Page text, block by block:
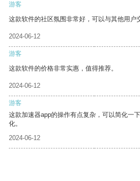
游客
这款软件的社区氛围非常好，可以与其他用户
2024-06-12
游客
这款软件的价格非常实惠，值得推荐。
2024-06-12
游客
这款加速器app的操作有点复杂，可以简化一
化。
2024-06-12